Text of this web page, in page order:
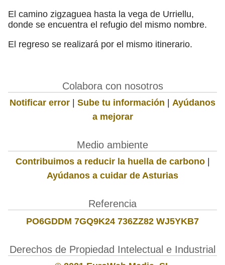
El camino zigzaguea hasta la vega de Urriellu,
donde se encuentra el refugio del mismo nombre.
El regreso se realizará por el mismo itinerario.
Colabora con nosotros
Notificar error | Sube tu información | Ayúdanos
a mejorar
Medio ambiente
Contribuimos a reducir la huella de carbono|
Ayúdanos a cuidar de Asturias
Referencia
PO6GDDM 7GQ9K24 736ZZ82 WJ5YKB7
Derechos de Propiedad Intelectual e Industrial